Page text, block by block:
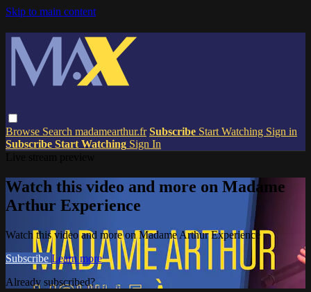
Skip to main content
Browse Search madamearthur.fr Subscribe Start Watching Sign in
Subscribe Start Watching Sign In
Watch this video and more on Madame
Arthur Experience
Watch this video and more on Madame Arthur Experience
Subscribe Learn more
Already subscribed?Sign in